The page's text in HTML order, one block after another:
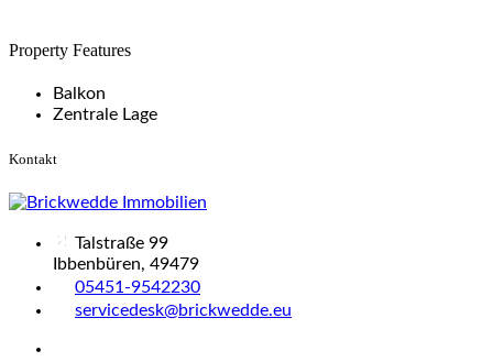
Property Features
Balkon
Zentrale Lage
Kontakt
Talstraße 99
Ibbenbüren, 49479
05451-9542230
servicedesk@brickwedde.eu